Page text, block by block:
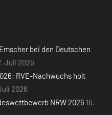
bei den Deutschen
Juli 2026
RVE-Nachwuchs holt
2026
NRW 2026 16.